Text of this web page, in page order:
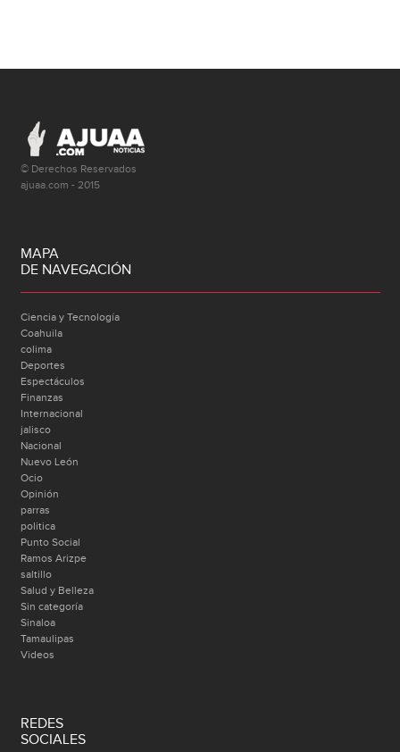
© Derechos Reservados
ajuaa.com - 2015
MAPA
DE NAVEGACIÓN
Ciencia y Tecnología
Coahuila
colima
Deportes
Espectáculos
Finanzas
Internacional
jalisco
Nacional
Nuevo León
Ocio
Opinión
parras
politica
Punto Social
Ramos Arizpe
saltillo
Salud y Belleza
Sin categoría
Sinaloa
Tamaulipas
Videos
REDES
SOCIALES